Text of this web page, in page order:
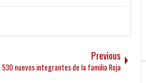
Previous
530 nuevos integrantes de la familia Roja